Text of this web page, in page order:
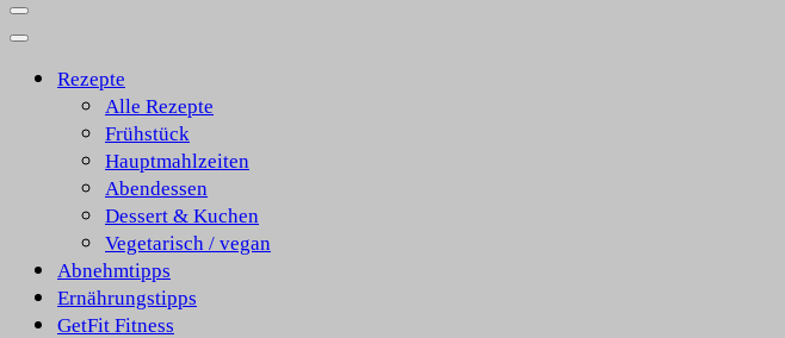
Rezepte
Alle Rezepte
Frühstück
Hauptmahlzeiten
Abendessen
Dessert & Kuchen
Vegetarisch / vegan
Abnehmtipps
Ernährungstipps
GetFit Fitness